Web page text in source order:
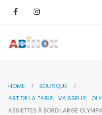
HOME
BOUTIQUE
ART DE LA TABLE, VAISSELLE,
ASSIETTES À BORD LARGE